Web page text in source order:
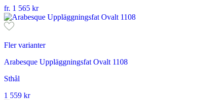
fr. 1 565 kr
Fler varianter
Arabesque Uppläggningsfat Ovalt 1108
Sthål
1 559 kr